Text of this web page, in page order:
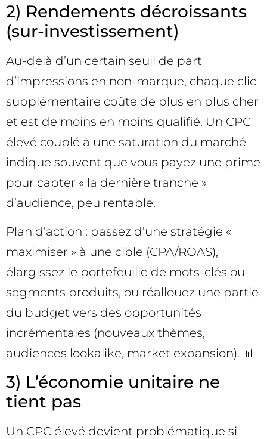
2) Rendements décroissants
(sur-investissement)
Au-delà d’un certain seuil de part
d’impressions en non-marque, chaque clic
supplémentaire coûte de plus en plus cher
et est de moins en moins qualifié. Un CPC
élevé couplé à une saturation du marché
indique souvent que vous payez une prime
pour capter « la dernière tranche »
d’audience, peu rentable.
Plan d’action : passez d’une stratégie «
maximiser » à une cible (CPA/ROAS),
élargissez le portefeuille de mots-clés ou
segments produits, ou réallouez une partie
du budget vers des opportunités
incrémentales (nouveaux thèmes,
audiences lookalike, market expansion). 📊
3) L’économie unitaire ne
tient pas
Un CPC élevé devient problématique si